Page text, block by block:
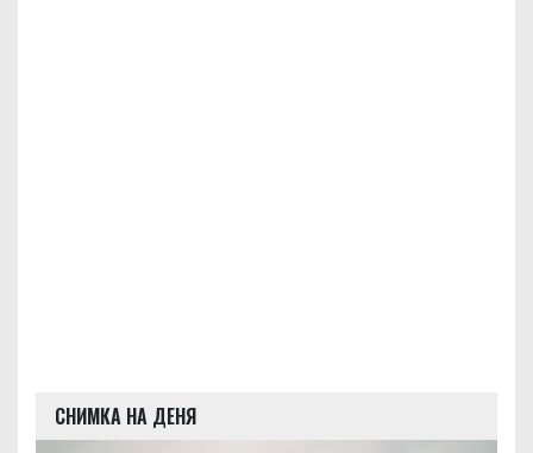
СНИМКА НА ДЕНЯ